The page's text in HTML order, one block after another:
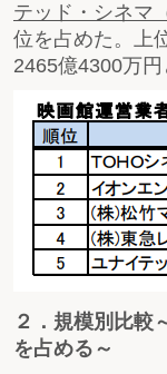
テッド・シネマ
位を占めた。上
2465億4300万円
２．規模別比較
を占める～